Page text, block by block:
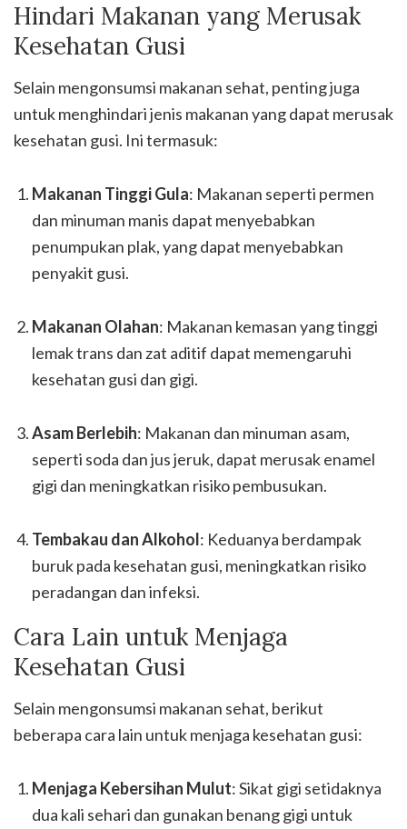
Hindari Makanan yang Merusak
Kesehatan Gusi
Selain mengonsumsi makanan sehat, penting juga
untuk menghindari jenis makanan yang dapat merusak
kesehatan gusi. Ini termasuk:
Makanan Tinggi Gula: Makanan seperti permen
dan minuman manis dapat menyebabkan
penumpukan plak, yang dapat menyebabkan
penyakit gusi.
Makanan Olahan: Makanan kemasan yang tinggi
lemak trans dan zat aditif dapat memengaruhi
kesehatan gusi dan gigi.
Asam Berlebih: Makanan dan minuman asam,
seperti soda dan jus jeruk, dapat merusak enamel
gigi dan meningkatkan risiko pembusukan.
Tembakau dan Alkohol: Keduanya berdampak
buruk pada kesehatan gusi, meningkatkan risiko
peradangan dan infeksi.
Cara Lain untuk Menjaga
Kesehatan Gusi
Selain mengonsumsi makanan sehat, berikut
beberapa cara lain untuk menjaga kesehatan gusi:
Menjaga Kebersihan Mulut: Sikat gigi setidaknya
dua kali sehari dan gunakan benang gigi untuk